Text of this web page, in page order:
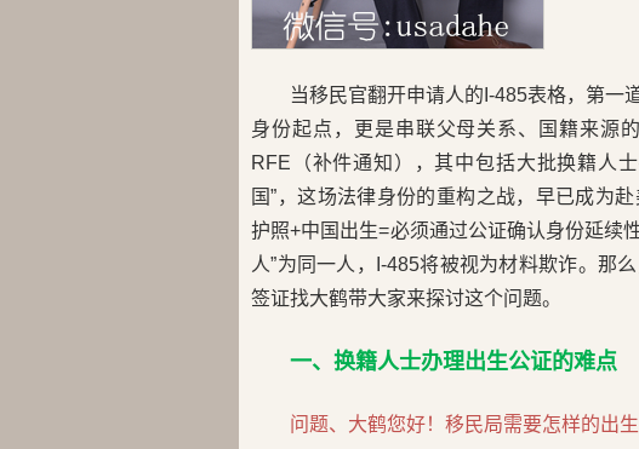
当移民官翻开申请人的I-485表格，第一
身份起点，更是串联父母关系、国籍来源
RFE（补件通知），其中包括大批换籍人
国”，这场法律身份的重构之战，早已成为
护照+中国出生=必须通过公证确认身份延续
人”为同一人，I-485将被视为材料欺诈。那
签证找大鹤带大家来探讨这个问题。
一、换籍人士办理出生公证的难点
问题、大鹤您好！移民局需要怎样的出生